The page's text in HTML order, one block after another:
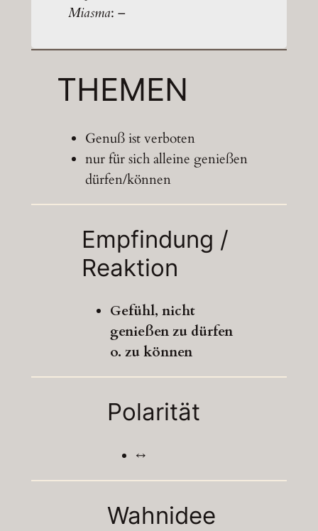
Miasma: –
THEMEN
Genuß ist verboten
nur für sich alleine genießen
dürfen/können
Empfindung /
Reaktion
Gefühl, nicht
genießen zu dürfen
o. zu können
Polarität
↔
Wahnidee